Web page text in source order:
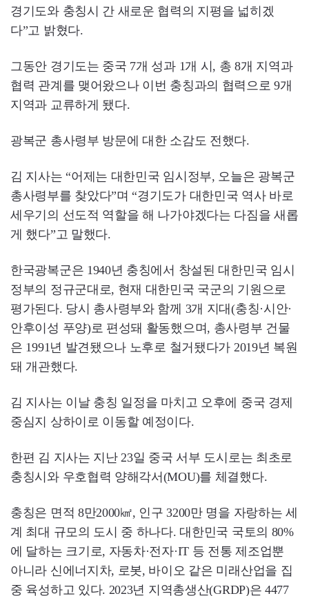
경기도와 충칭시 간 새로운 협력의 지평을 넓히겠
다”고 밝혔다.
그동안 경기도는 중국 7개 성과 1개 시, 총 8개 지역과
협력 관계를 맺어왔으나 이번 충칭과의 협력으로 9개
지역과 교류하게 됐다.
광복군 총사령부 방문에 대한 소감도 전했다.
김 지사는 “어제는 대한민국 임시정부, 오늘은 광복군
총사령부를 찾았다”며 “경기도가 대한민국 역사 바로
세우기의 선도적 역할을 해 나가야겠다는 다짐을 새롭
게 했다”고 말했다.
한국광복군은 1940년 충칭에서 창설된 대한민국 임시
정부의 정규군대로, 현재 대한민국 국군의 기원으로
평가된다. 당시 총사령부와 함께 3개 지대(충칭·시안·
안후이성 푸양)로 편성돼 활동했으며, 총사령부 건물
은 1991년 발견됐으나 노후로 철거됐다가 2019년 복원
돼 개관했다.
김 지사는 이날 충칭 일정을 마치고 오후에 중국 경제
중심지 상하이로 이동할 예정이다.
한편 김 지사는 지난 23일 중국 서부 도시로는 최초로
충칭시와 우호협력 양해각서(MOU)를 체결했다.
충칭은 면적 8만2000㎢, 인구 3200만 명을 자랑하는 세
계 최대 규모의 도시 중 하나다. 대한민국 국토의 80%
에 달하는 크기로, 자동차·전자·IT 등 전통 제조업뿐
아니라 신에너지차, 로봇, 바이오 같은 미래산업을 집
중 육성하고 있다. 2023년 지역총생산(GRDP)은 4477